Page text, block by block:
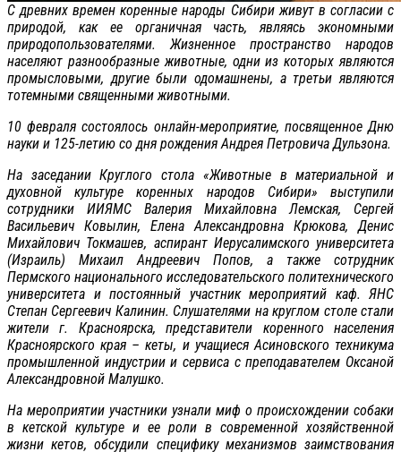
С древних времен коренные народы Сибири живут в согласии с
природой, как ее органичная часть, являясь экономными
природопользователями. Жизненное пространство народов
населяют разнообразные животные, одни из которых являются
промысловыми, другие были одомашнены, а третьи являются
тотемными священными животными.
10 февраля состоялось онлайн-мероприятие, посвященное Дню
науки и 125-летию со дня рождения Андрея Петровича Дульзона.
На заседании Круглого стола «Животные в материальной и
духовной культуре коренных народов Сибири» выступили
сотрудники ИИЯМС Валерия Михайловна Лемская, Сергей
Васильевич Ковылин, Елена Александровна Крюкова, Денис
Михайлович Токмашев, аспирант Иерусалимского университета
(Израиль) Михаил Андреевич Попов, а также сотрудник
Пермского национального исследовательского политехнического
университета и постоянный участник мероприятий каф. ЯНС
Степан Сергеевич Калинин. Слушателями на круглом столе стали
жители г. Красноярска, представители коренного населения
Красноярского края – кеты, и учащиеся Асиновского техникума
промышленной индустрии и сервиса с преподавателем Оксаной
Александровной Малушко.
На мероприятии участники узнали миф о происхождении собаки
в кетской культуре и ее роли в современной хозяйственной
жизни кетов, обсудили специфику механизмов заимствования